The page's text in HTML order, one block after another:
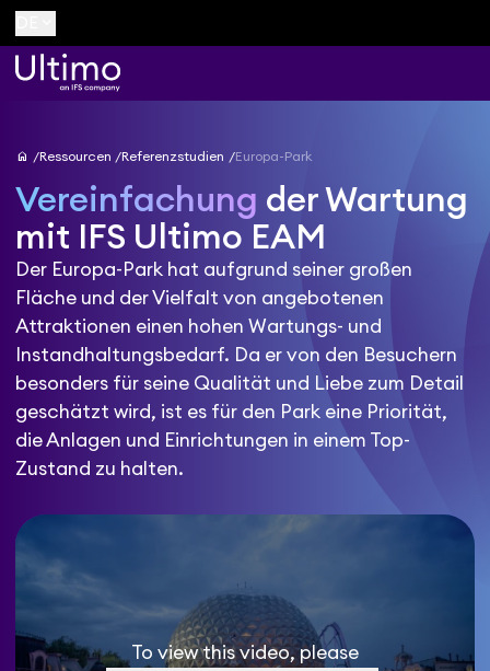
home Ressourcen Referenzstudien Europa-Park
Vereinfachung der Wartung
mit IFS Ultimo EAM
Der Europa-Park hat aufgrund seiner großen
Fläche und der Vielfalt von angebotenen
Attraktionen einen hohen Wartungs- und
Instandhaltungsbedarf. Da er von den Besuchern
besonders für seine Qualität und Liebe zum Detail
geschätzt wird, ist es für den Park eine Priorität,
die Anlagen und Einrichtungen in einem Top-
Zustand zu halten.
To view this video, please